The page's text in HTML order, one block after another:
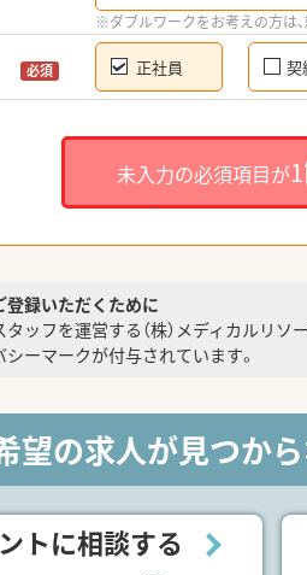
※ダブルワークをお考えの方は
必須 正社員 契
未入力の必須項目が
登録いただくために
タッフを運営する（株）メディカルリ
ーマークが付与されています。
望の求人が見つか
トに相談する